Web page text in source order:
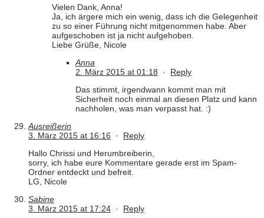
Vielen Dank, Anna!
Ja, ich ärgere mich ein wenig, dass ich die Gelegenheit
zu so einer Führung nicht mitgenommen habe. Aber
aufgeschoben ist ja nicht aufgehoben.
Liebe Grüße, Nicole
Anna
2. März 2015 at 01:18 · Reply
Das stimmt, irgendwann kommt man mit
Sicherheit noch einmal an diesen Platz und kann
nachholen, was man verpasst hat. :)
Ausreißerin
3. März 2015 at 16:16 · Reply
Hallo Chrissi und Herumbreiberin,
sorry, ich habe eure Kommentare gerade erst im Spam-
Ordner entdeckt und befreit.
LG, Nicole
Sabine
3. März 2015 at 17:24 · Reply